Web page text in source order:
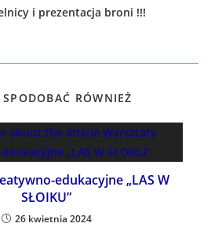
i prezentacja broni !!!
RÓWNIEŻ
edukacyjne „LAS W
SŁOIKU”
26 kwietnia 2024